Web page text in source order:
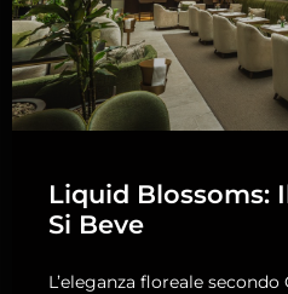
Liquid Blossoms:
Si Beve
L’eleganza floreale